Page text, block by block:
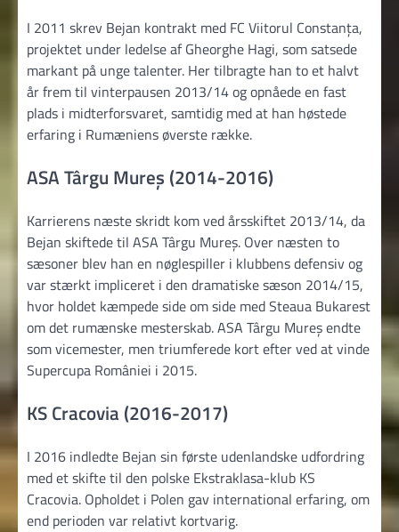
I 2011 skrev Bejan kontrakt med FC Viitorul Constanța,
projektet under ledelse af Gheorghe Hagi, som satsede
markant på unge talenter. Her tilbragte han to et halvt
år frem til vinterpausen 2013/14 og opnåede en fast
plads i midterforsvaret, samtidig med at han høstede
erfaring i Rumæniens øverste række.
ASA Târgu Mureș (2014-2016)
Karrierens næste skridt kom ved årsskiftet 2013/14, da
Bejan skiftede til ASA Târgu Mureș. Over næsten to
sæsoner blev han en nøglespiller i klubbens defensiv og
var stærkt impliceret i den dramatiske sæson 2014/15,
hvor holdet kæmpede side om side med Steaua Bukarest
om det rumænske mesterskab. ASA Târgu Mureș endte
som vicemester, men triumferede kort efter ved at vinde
Supercupa României i 2015.
KS Cracovia (2016-2017)
I 2016 indledte Bejan sin første udenlandske udfordring
med et skifte til den polske Ekstraklasa-klub KS
Cracovia. Opholdet i Polen gav international erfaring, om
end perioden var relativt kortvarig.